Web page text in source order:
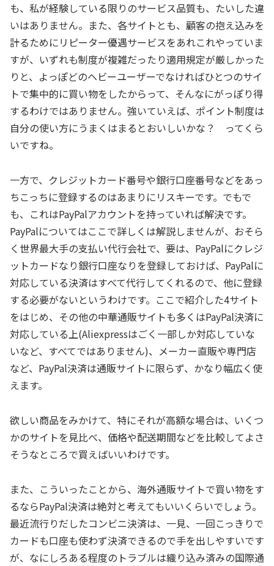
も、私が経験している限りのサービス品質も、たいした違
いはありません。また、各サイトとも、顧客の抱え込みを
計るためにリピーター優遇サービスをあれこれやっていま
すが、いずれも制度が複雑だったり適用規定が厳しかった
りと、よっぽどのヘビーユーザーでなければひとつのサイ
トで集中的に買い物をしたからって、そんなにがっぽり得
するわけではありません。強いていえば、ポイント制度は
自分の使い方にうまくはまるとおいしいかな？ ってくら
いですね。
一方で、クレジットカード番号や銀行口座番号などをあっ
ちこっちに登録するのはあまりにリスキーです。でもで
も、これはPayPalアカウントを持っていれば解決です。
PayPalについてはここで詳しくは解説しませんが、おそら
く世界最大手の支払い代行会社で、要は、PayPalにクレジ
ットカードなり銀行口座なりを登録しておけば、PayPalに
対応している決済はすべて代行してくれるので、他に登録
する必要がないというわけです。ここで紹介した4サイト
をはじめ、その他の中華通販サイトも多くはPayPal決済に
対応している上(Aliexpressはごく一部しか対応していな
いなど、すべてではありません)、メーカー直販や専門店
など、PayPal決済は通販サイトに限らず、かなり幅広く使
えます。
欲しい商品をみかけて、特にそれが高額な場合は、いくつ
かのサイトを見比べ、価格や配送期間などを比較してよさ
そうなところで買えばいいわけです。
また、こういったことから、海外通販サイトで買い物をす
るならPayPal決済は絶対と考えてもいいくらいでしょう。
最近流行りだしたコンビニ決済は、一見、一回こっきりで
カードも口座も使わず決済できるので手を出しやすいです
が、なにしろある程度のトラブルは織り込み済みの国際通